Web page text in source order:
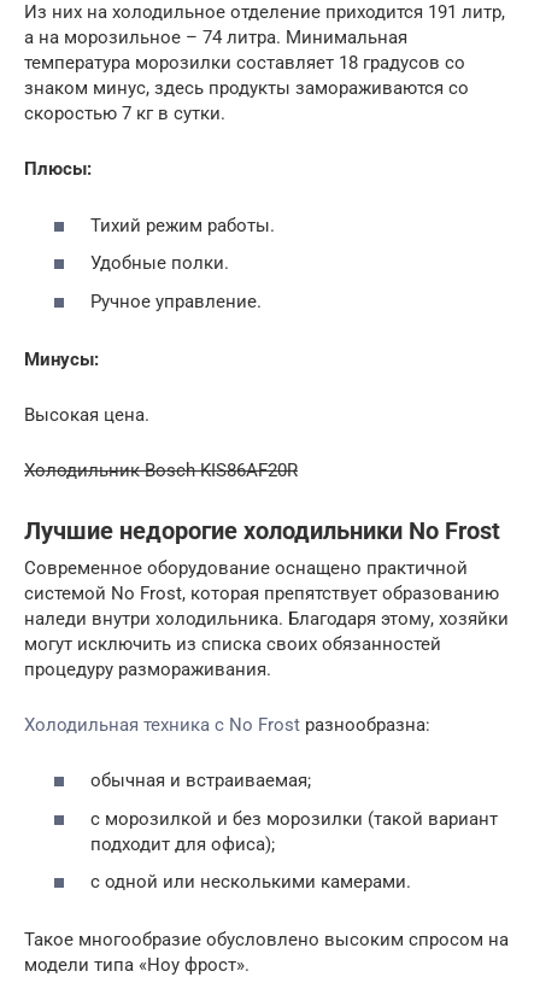
Из них на холодильное отделение приходится 191 литр,
а на морозильное – 74 литра. Минимальная
температура морозилки составляет 18 градусов со
знаком минус, здесь продукты замораживаются со
скоростью 7 кг в сутки.
Плюсы:
Тихий режим работы.
Удобные полки.
Ручное управление.
Минусы:
Высокая цена.
Холодильник Bosch KIS86AF20R
Лучшие недорогие холодильники No Frost
Современное оборудование оснащено практичной
системой No Frost, которая препятствует образованию
наледи внутри холодильника. Благодаря этому, хозяйки
могут исключить из списка своих обязанностей
процедуру размораживания.
Холодильная техника с No Frost разнообразна:
обычная и встраиваемая;
с морозилкой и без морозилки (такой вариант
подходит для офиса);
с одной или несколькими камерами.
Такое многообразие обусловлено высоким спросом на
модели типа «Ноу фрост».